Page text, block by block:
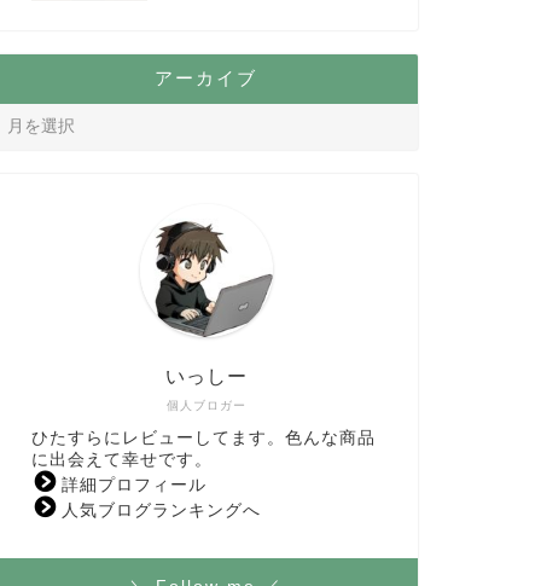
アーカイブ
個人ブロガー
いっしー
ひたすらにレビューしてます。色んな商品
に出会えて幸せです。
詳細プロフィール
人気ブログランキングへ